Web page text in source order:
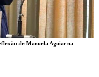
de Manuela Aguiar na